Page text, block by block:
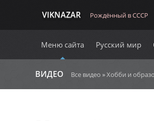
VIKNAZAR Рождённый в СССР
Меню сайта Русский мир
ВИДЕО Все видео »Хобби и